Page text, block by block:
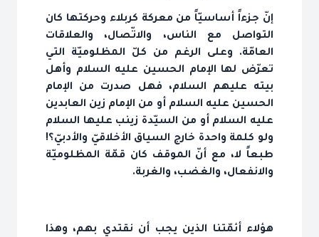
إنّ جزءاً أساسيّاً من معركة كربلاء وحركتها كان
التواصل مع الناس، والاتّصال، والعلاقات
العامّة. وعلى الرغم من كلّ المظلوميّة التي
تعرّض لها الإمام الحسين عليه السلام وأهل
بيته عليهم السلام، فهل صدرت من الإمام
الحسين عليه السلام أو من الإمام زين العابدين
عليه السلام أو من السيّدة زينب عليها السلام
ولو كلمة واحدة خارج السياق الأخلاقيّ والأدبيّ؟!
طبعاً لا، مع أنّ الموقف كان قمّة المظلوميّة
والانفعال، والغضب، والغربة.
هؤلاء أئمّتنا الذين يجب أن نقتدي بهم، وهذا